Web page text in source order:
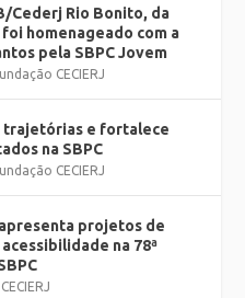
Cederj Rio Bonito, da
homenageado com a
pela SBPC Jovem
CECIERJ
trajetórias e fortalece
na SBPC
CECIERJ
projetos de
na 78ª